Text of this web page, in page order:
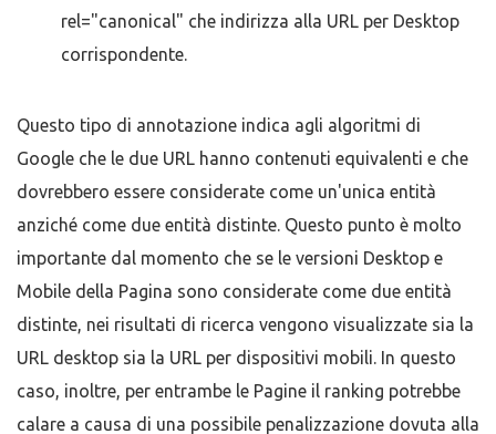
rel="canonical" che indirizza alla URL per Desktop
corrispondente.
Questo tipo di annotazione indica agli algoritmi di
Google che le due URL hanno contenuti equivalenti e che
dovrebbero essere considerate come un'unica entità
anziché come due entità distinte. Questo punto è molto
importante dal momento che se le versioni Desktop e
Mobile della Pagina sono considerate come due entità
distinte, nei risultati di ricerca vengono visualizzate sia la
URL desktop sia la URL per dispositivi mobili. In questo
caso, inoltre, per entrambe le Pagine il ranking potrebbe
calare a causa di una possibile penalizzazione dovuta alla